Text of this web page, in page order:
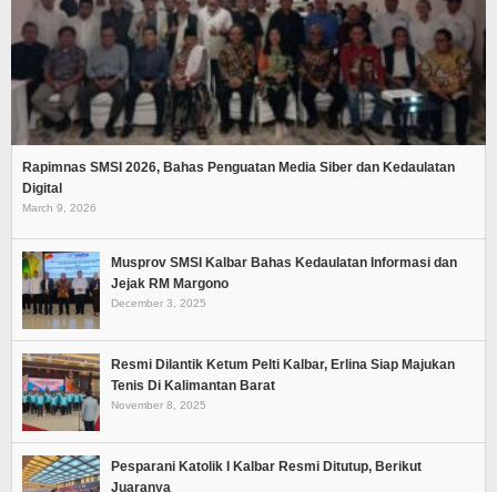
Rapimnas SMSI 2026, Bahas Penguatan Media Siber dan Kedaulatan
Digital
March 9, 2026
Musprov SMSI Kalbar Bahas Kedaulatan Informasi dan
Jejak RM Margono
December 3, 2025
Resmi Dilantik Ketum Pelti Kalbar, Erlina Siap Majukan
Tenis Di Kalimantan Barat
November 8, 2025
Pesparani Katolik I Kalbar Resmi Ditutup, Berikut
Juaranya